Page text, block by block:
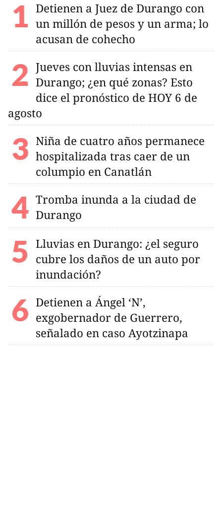
Detienen a Juez de Durango con
un millón de pesos y un arma; lo
acusan de cohecho
Jueves con lluvias intensas en
Durango; ¿en qué zonas? Esto
dice el pronóstico de HOY 6 de
agosto
Niña de cuatro años permanece
hospitalizada tras caer de un
columpio en Canatlán
Tromba inunda a la ciudad de
Durango
Lluvias en Durango: ¿el seguro
cubre los daños de un auto por
inundación?
Detienen a Ángel ‘N’,
exgobernador de Guerrero,
señalado en caso Ayotzinapa